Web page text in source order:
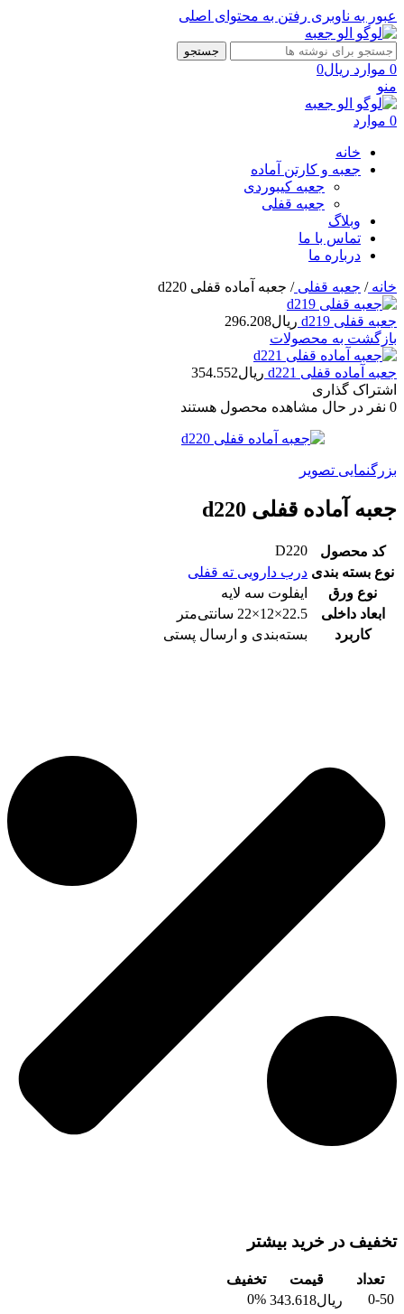
عبور به ناوبری رفتن به محتوای اصلی
جستجو
0 موارد ریال0
منو
0 موارد
خانه
جعبه و کارتن آماده
جعبه کیبوردی
جعبه قفلی
وبلاگ
تماس با ما
درباره ما
خانه/ جعبه قفلی/ جعبه آماده قفلی d220
جعبه قفلی d219 ریال296.208
بازگشت به محصولات
جعبه آماده قفلی d221 ریال354.552
اشتراک گذاری
0 نفر در حال مشاهده محصول هستند
بزرگنمایی تصویر
جعبه آماده قفلی d220
کد محصول
D220
نوع بسته بندی درب دارویی ته قفلی
نوع ورق
ایفلوت سه لایه
ابعاد داخلی
22.5×12×22 سانتی‌متر
کاربرد
بسته‌بندی و ارسال پستی
تخفیف در خرید بیشتر
تعداد قیمت
تخفیف
0-50
ریال343.618
0%